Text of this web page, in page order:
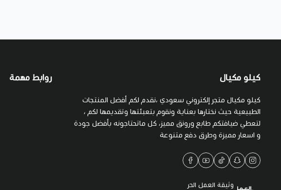
كيلو مكيال
كيلو مكيال متجر إلكتروني سعودي ،نقدم لكم أفضل المنتجات
الطبيعية حيث نختارها بعناية ونقوم بتعبئتها وتقديمها لكم ،
لتعطي ضيافتكم طابع ورونق مميز، كل ماتحتاجونه بأفضل جودة
و اسعار مميزة وطرق دفع متنوعة
وثيقة العمل الحر
روابط مهمة